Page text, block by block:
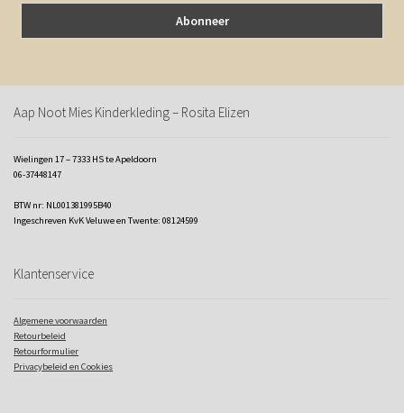
Aap Noot Mies Kinderkleding – Rosita Elizen
Wielingen 17 – 7333 HS te Apeldoorn
06-37448147
BTW nr: NL001381995B40
Ingeschreven KvK Veluwe en Twente: 08124599
Klantenservice
Algemene voorwaarden
Retourbeleid
Retourformulier
Privacybeleid en Cookies